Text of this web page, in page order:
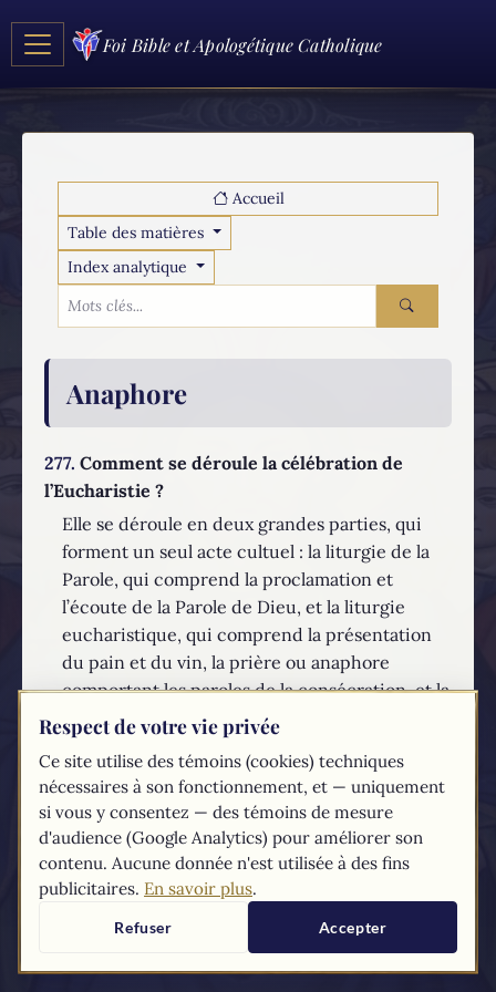
Foi Bible et Apologétique Catholique
Accueil
Table des matières
Index analytique
Anaphore
277. Comment se déroule la célébration de
l’Eucharistie ?
Elle se déroule en deux grandes parties, qui
forment un seul acte cultuel : la liturgie de la
Parole, qui comprend la proclamation et
l’écoute de la Parole de Dieu, et la liturgie
eucharistique, qui comprend la présentation
du pain et du vin, la prière ou anaphore
comportant les paroles de la consécration, et la
communion.
EN SAVOIR PLUS...
Les textes duCompendiumdu catéchisme de l'Église catholique sont
tirés dusite du Vatican
Respect de votre vie privée
Ce site utilise des témoins (cookies) techniques
nécessaires à son fonctionnement, et — uniquement
si vous y consentez — des témoins de mesure
d'audience (Google Analytics) pour améliorer son
contenu. Aucune donnée n'est utilisée à des fins
publicitaires. En savoir plus.
Refuser Accepter